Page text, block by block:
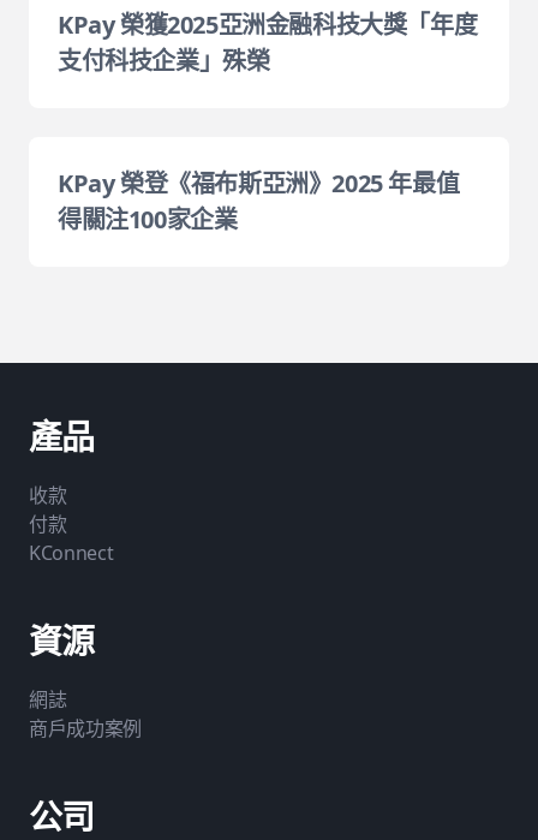
KPay 榮獲2025亞洲金融科技大獎「年度
支付科技企業」殊榮
KPay 榮登《福布斯亞洲》2025 年最值
得關注100家企業
產品
收款
付款
KConnect
資源
網誌
商戶成功案例
公司